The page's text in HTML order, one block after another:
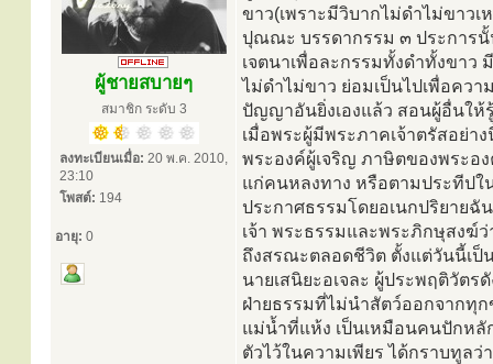
ผู้ชายสบายๆ
สมาชิก ระดับ 3
ลงทะเบียนเมื่อ: 20 พ.ค. 2010,
23:10
โพสต์: 194
อายุ: 0
ขาว(เพราะมีวิบากไม่ดำไม่ขาว
ปุณณะ บรรดากรรม ๓ ประการนั้
เจตนาเพื่อละกรรมทั้งดำทั้งขาว
ไม่ดำไม่ขาว ย่อมเป็นไปเพื่อคว
ปัญญาอันยิ่งเองแล้ว สอนผู้อื่นให้
เมื่อพระผู้มีพระภาคเจ้าตรัสอย่
พระองค์ผู้เจริญ ภาษิตของพระอ
แก่คนหลงทาง หรือตามประทีปใ
ประกาศธรรมโดยอเนกปริยาย
เจ้า พระธรรมและพระภิกษุสงฆ์
ถึงสรณะตลอดชีวิต ตั้งแต่วันนี้เป็
นายเสนิยะอเจละ ผู้ประพฤติวัตร
ฝ่ายธรรมที่ไม่นำสัตว์ออกจากทุ
แม่น้ำที่แห้ง เป็นเหมือนคนปักหลัก
ตัวไว้ในความเพียร ได้กราบทูล